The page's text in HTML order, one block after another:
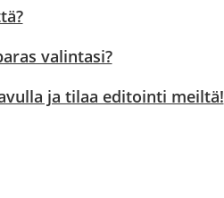
valintasi?
ja tilaa editointi meiltä!